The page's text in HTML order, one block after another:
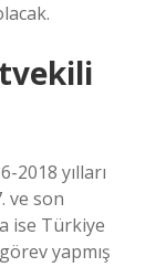
2018 yılları
ve son
ise Türkiye
yapmış